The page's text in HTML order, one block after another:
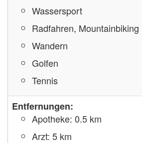
Wassersport
Radfahren, Mountainbiking
Wandern
Golfen
Tennis
Entfernungen:
Apotheke: 0.5 km
Arzt: 5 km